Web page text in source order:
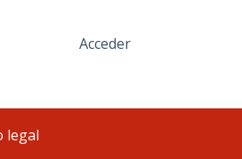
Acceder
legal